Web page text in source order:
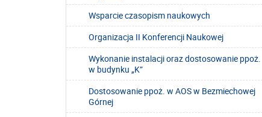
Wsparcie czasopism naukowych
Organizacja II Konferencji Naukowej
Wykonanie instalacji oraz dostosowanie ppoż.
w budynku „K”
Dostosowanie ppoż. w AOS w Bezmiechowej
Górnej